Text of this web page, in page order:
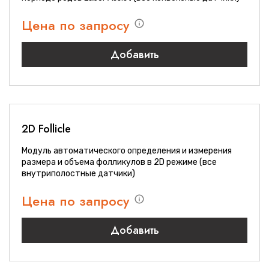
Цена по запросу
Добавить
2D Follicle
Модуль автоматического определения и измерения
размера и объема фолликулов в 2D режиме (все
внутриполостные датчики)
Цена по запросу
Добавить